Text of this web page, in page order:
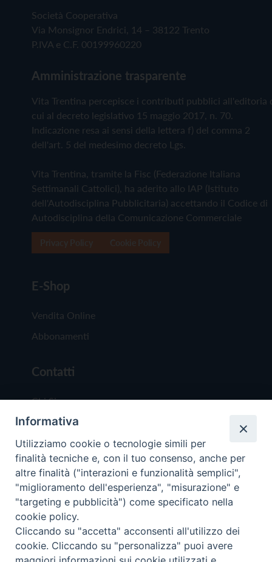
Società Cooperativa
Via Monsignor Endrici, 14 – 38122 Trento
P.IVA e C.F. 00199960220
Amministrazione trasparente
Vita Trentina percepisce i contributi pubblici all'editoria
cui al decreto legislativo 15 maggio 2017, n. 70.
Indicazione resa ai sensi della lettera f) del comma 2
dell'art. 5 del medesimo decreto Lgs.
Vita Trentina, tramite la Fisc (Federazione Italiana
Settimanali Cattolici), ha aderito allo IAP (Istituto
dell'Autodisciplina Pubblicitaria) accettando il Codice di
Autodisciplina della Comunicazione Commerciale
E-Shop
Vendita Online
Abbonamenti
Contatti
Chi Siamo
Redazione
Scrivici
Copyright © 2019 - Tutti i diritti riservati - Vita
Trentina Editrice
Informativa
Utilizziamo cookie o tecnologie simili per
finalità tecniche e, con il tuo consenso, anche per
altre finalità ("interazioni e funzionalità semplici",
"miglioramento dell'esperienza", "misurazione" e
"targeting e pubblicità") come specificato nella
cookie policy.
Cliccando su "accetta" acconsenti all'utilizzo dei
cookie. Cliccando su "personalizza" puoi avere